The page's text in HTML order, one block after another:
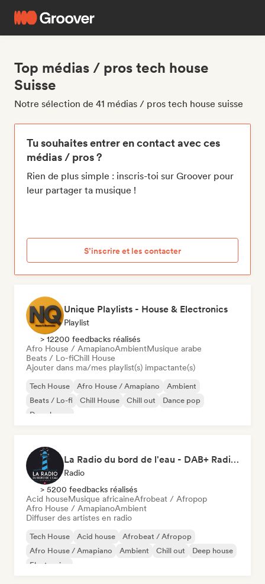
Top médias / pros tech house
Suisse
Notre sélection de 41 médias / pros tech house suisse
Tu souhaites entrer en contact avec ces
médias / pros ?
Rien de plus simple : inscris-toi sur Groover pour
leur partager ta musique !
S’inscrire et les contacter
Unique Playlists - House & Electronics
Playlist
> 12200 feedbacks réalisés
Afro House / AmapianoAmbientMusique arabe
Beats / Lo-fiChill House
Ajouter dans ma/mes playlist(s) impactante(s)
Tech House Afro House / Amapiano
Ambient
Beats / Lo-fi
Chill House Chill out
Dance pop
Deep house
La Radio du bord de l'eau - DAB+ Radio Station (Switzerland)
Radio
> 5200 feedbacks réalisés
Acid houseMusique africaineAfrobeat / Afropop
Afro House / AmapianoAmbient
Diffuser des artistes en radio
Tech House Acid house
Afrobeat / Afropop
Afro House / Amapiano
Ambient Chill out
Deep house
Electronica